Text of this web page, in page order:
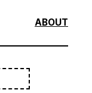
ABOUT